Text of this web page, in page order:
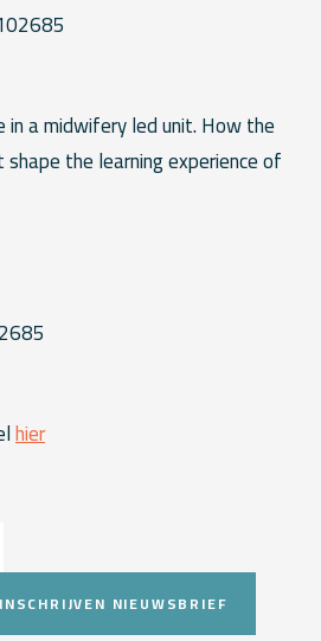
in a midwifery led unit. How the
the learning experience of
hier
INSCHRIJVEN NIEUWSBRIEF